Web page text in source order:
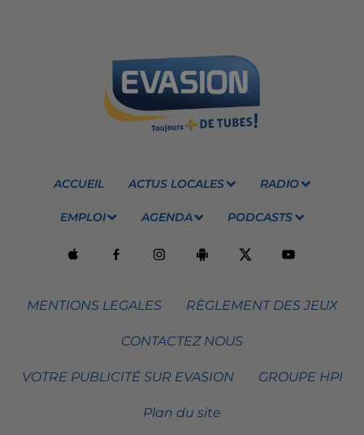
ACCUEIL ACTUS LOCALES RADIO
EMPLOI AGENDA PODCASTS
MENTIONS LEGALES RÈGLEMENT DES JEUX
CONTACTEZ NOUS
VOTRE PUBLICITÉ SUR EVASION GROUPE HPI
Plan du site